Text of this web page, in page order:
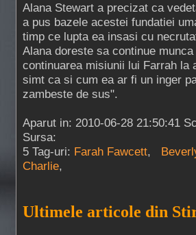
Alana Stewart a precizat ca
a pus bazele acestei fundatiei
timp ce lupta ea insasi cu
Alana doreste sa continue
continuarea misiunii lui Farrah la
simt ca si cum ea ar fi un inger
zambeste de sus".
Aparut in: 2010-06-28 21:50:41
Sursa:
5 Tag-uri: Farah Fawcett,
Charlie,
Ultimele articole din